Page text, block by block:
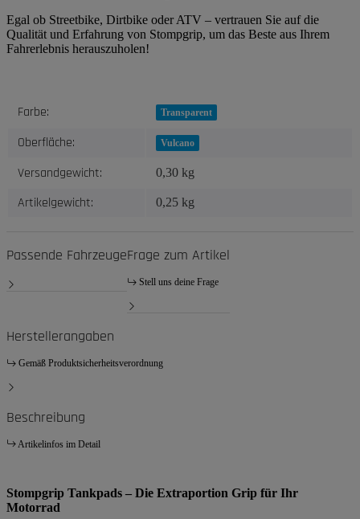
Egal ob Streetbike, Dirtbike oder ATV – vertrauen Sie auf die
Qualität und Erfahrung von Stompgrip, um das Beste aus Ihrem
Fahrerlebnis herauszuholen!
Produkteigenschaft
Wert
Farbe: Transparent
Oberfläche: Vulcano
Versandgewicht: 0,30 kg
Artikelgewicht: 0,25 kg
Passende FahrzeugeFrage zum Artikel
Stell uns deine Frage
Herstellerangaben
Gemäß Produktsicherheitsverordnung
Beschreibung
Artikelinfos im Detail
Stompgrip Tankpads – Die Extraportion Grip für Ihr
Motorrad